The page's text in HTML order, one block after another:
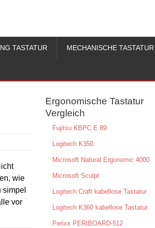
TASTATUR MECHANISCHE TASTATUR
wie
vor
Ergonomische Tastatur
Vergleich
Fujitsu KBPC E 89
Logitech K350
Microsoft Natural Ergonomic 4000
Microsoft Sculpt
Logitech Craft kabellose Tastatur
Logitech K360 kabellose Tastatur
Perixx PERIBOARD-512